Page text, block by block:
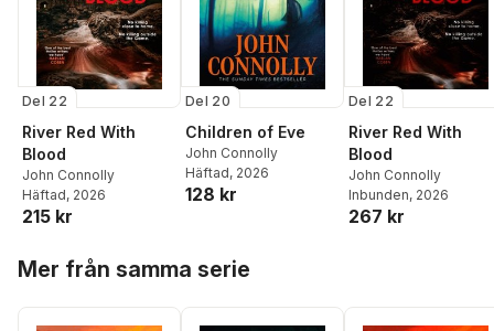
Del 22
River Red With
Blood
John Connolly
Häftad, 2026
215 kr
Del 20
Children of Eve
John Connolly
Häftad, 2026
128 kr
Del 22
River Red With
Blood
John Connolly
Inbunden, 2026
267 kr
Mer från samma serie